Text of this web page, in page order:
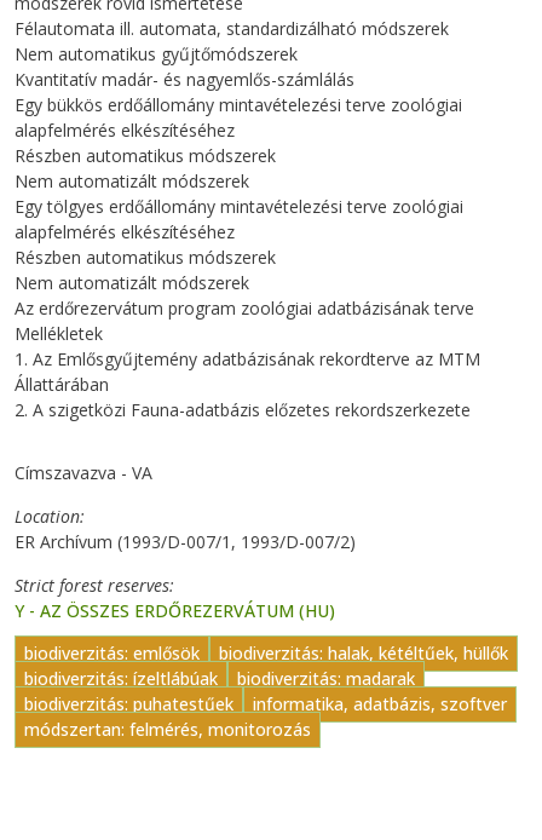
Félautomata ill. automata, standardizálható módszerek
Nem automatikus gyűjtőmódszerek
Kvantitatív madár- és nagyemlős-számlálás
Egy bükkös erdőállomány mintavételezési terve zoológiai
alapfelmérés elkészítéséhez
Részben automatikus módszerek
Nem automatizált módszerek
Egy tölgyes erdőállomány mintavételezési terve zoológiai
alapfelmérés elkészítéséhez
Részben automatikus módszerek
Nem automatizált módszerek
Az erdőrezervátum program zoológiai adatbázisának terve
Mellékletek
1. Az Emlősgyűjtemény adatbázisának rekordterve az MTM
Állattárában
2. A szigetközi Fauna-adatbázis előzetes rekordszerkezete
Címszavazva - VA
Location
ER Archívum (1993/D-007/1, 1993/D-007/2)
Strict forest reserves
Y - AZ ÖSSZES ERDŐREZERVÁTUM (HU)
biodiverzitás: emlősök
biodiverzitás: halak, kétéltűek, hüllők
biodiverzitás: ízeltlábúak
biodiverzitás: madarak
biodiverzitás: puhatestűek
informatika, adatbázis, szoftver
módszertan: felmérés, monitorozás